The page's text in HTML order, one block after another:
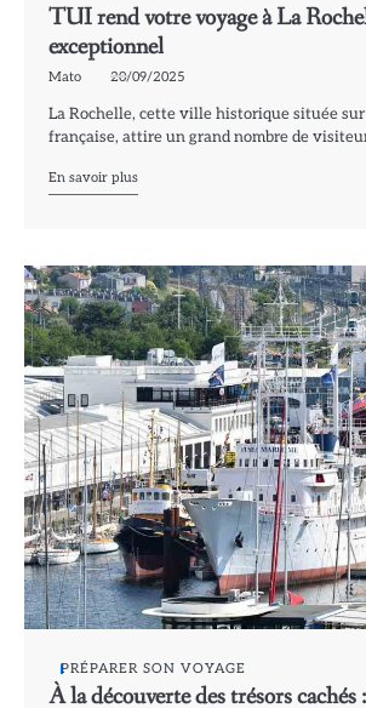
TUI rend votre voyage à La
exceptionnel
Mato 20/09/2025
La Rochelle, cette ville historique située
française, attire un grand nombre de
En savoir plus
PRÉPARER SON VOYAGE
À la découverte des trésors cachés